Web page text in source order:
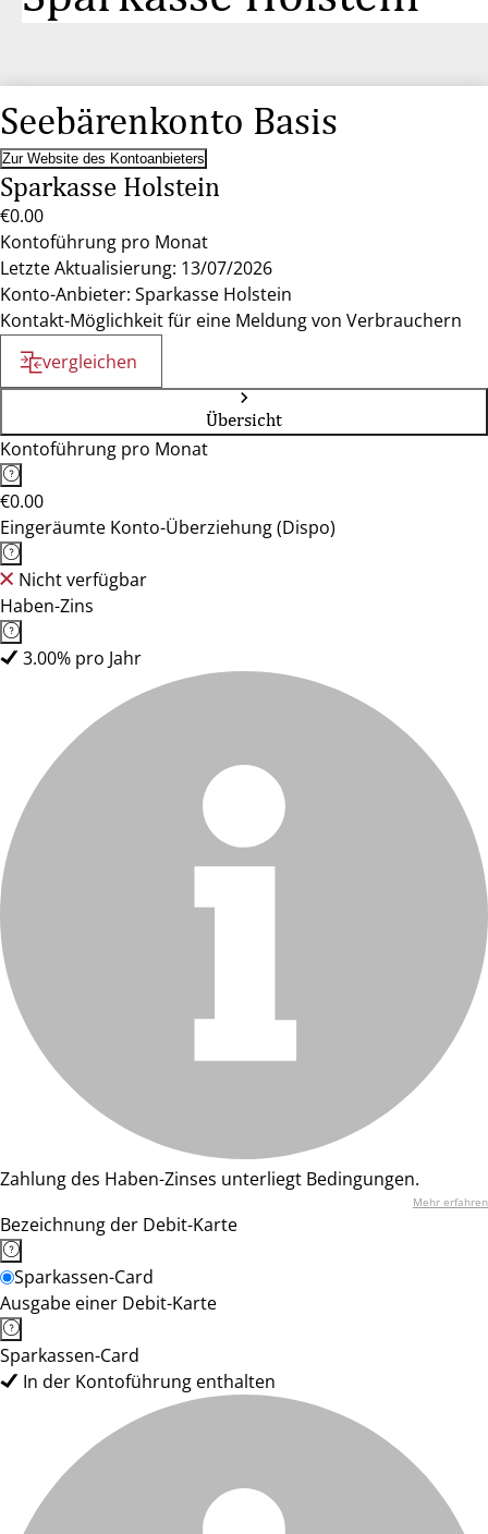
Seebärenkonto Basis
Zur Website des Kontoanbieters
Sparkasse Holstein
€0.00
Kontoführung pro Monat
Letzte Aktualisierung: 13/07/2026
Konto-Anbieter: Sparkasse Holstein
Kontakt-Möglichkeit für eine Meldung von Verbrauchern
vergleichen
Übersicht
Kontoführung pro Monat
€0.00
Eingeräumte Konto-Überziehung (Dispo)
Nicht verfügbar
Haben-Zins
3.00% pro Jahr
Zahlung des Haben-Zinses unterliegt Bedingungen.
Mehr erfahren
Bezeichnung der Debit-Karte
Sparkassen-Card
Ausgabe einer Debit-Karte
Sparkassen-Card
In der Kontoführung enthalten